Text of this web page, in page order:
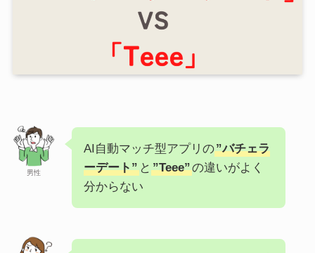
男性
AI自動マッチ型アプリの”バチェラ
ーデート”と ”Teee”の違いがよく
分からない